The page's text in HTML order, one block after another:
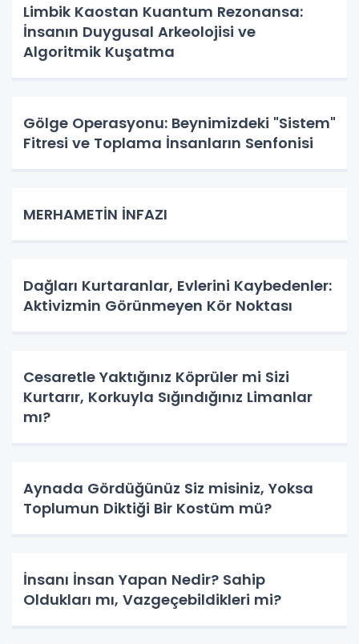
Limbik Kaostan Kuantum Rezonansa:
İnsanın Duygusal Arkeolojisi ve
Algoritmik Kuşatma
Gölge Operasyonu: Beynimizdeki "Sistem"
Fitresi ve Toplama İnsanların Senfonisi
MERHAMETİN İNFAZI
Dağları Kurtaranlar, Evlerini Kaybedenler:
Aktivizmin Görünmeyen Kör Noktası
Cesaretle Yaktığınız Köprüler mi Sizi
Kurtarır, Korkuyla Sığındığınız Limanlar
mı?
Aynada Gördüğünüz Siz misiniz, Yoksa
Toplumun Diktiği Bir Kostüm mü?
İnsanı İnsan Yapan Nedir? Sahip
Oldukları mı, Vazgeçebildikleri mi?